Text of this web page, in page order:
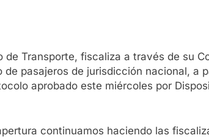
Transporte, fiscaliza a través de su
pasajeros de jurisdicción nacional, a
aprobado este miércoles por
continuamos haciendo las